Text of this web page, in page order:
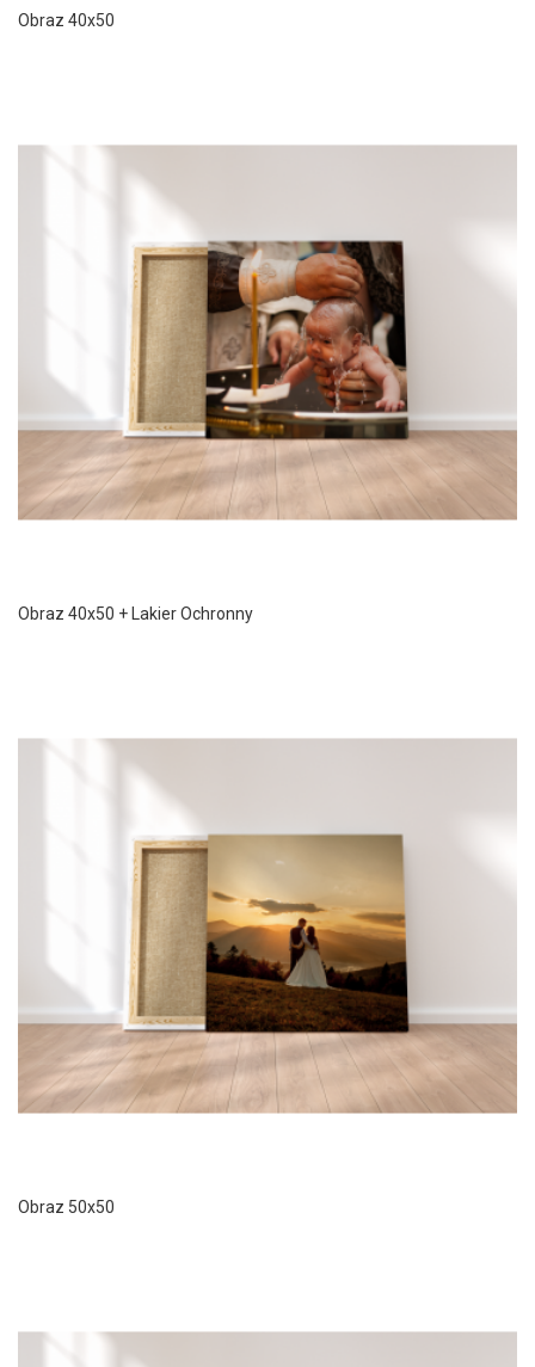
Obraz 40x50
Obraz 40x50 + Lakier Ochronny
Obraz 50x50